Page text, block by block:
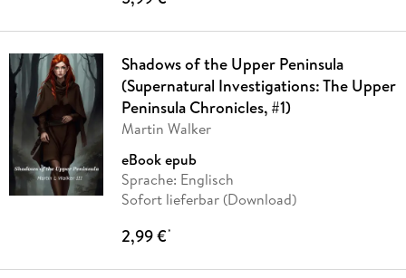
Shadows of the Upper Peninsula
(Supernatural Investigations: The Upper
Peninsula Chronicles, #1)
Martin Walker
eBook epub
Sprache: Englisch
Sofort lieferbar (Download)
2,99 €*